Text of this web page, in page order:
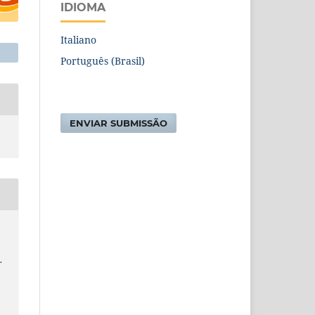
IDIOMA
Italiano
Português (Brasil)
ENVIAR SUBMISSÃO